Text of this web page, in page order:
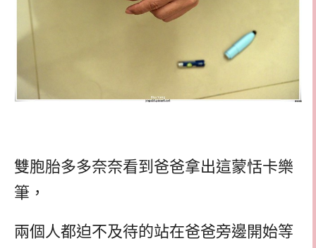
雙胞胎多多奈奈看到爸爸拿出這蒙恬卡樂
筆，
兩個人都迫不及待的站在爸爸旁邊開始等